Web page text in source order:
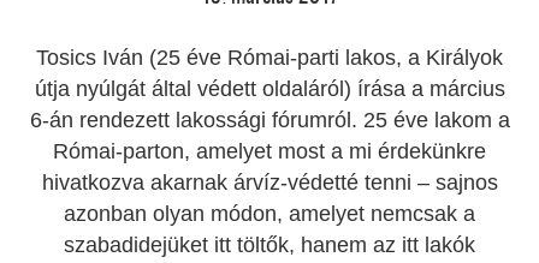
Tosics Iván (25 éve Római-parti lakos, a Királyok
útja nyúlgát által védett oldaláról) írása a március
6-án rendezett lakossági fórumról. 25 éve lakom a
Római-parton, amelyet most a mi érdekünkre
hivatkozva akarnak árvíz-védetté tenni – sajnos
azonban olyan módon, amelyet nemcsak a
szabadidejüket itt töltők, hanem az itt lakók